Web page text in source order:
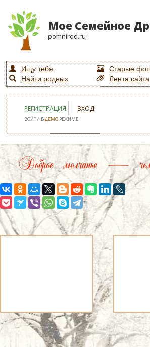
Мое Семейное
pomnirod.ru
Ищу тебя
Старые
Найти родных
Лента сайта
РЕГИСТРАЦИЯ ВХОД
ВОЙТИ ВДЕМО РЕЖИМЕ
Доброе молчанье —